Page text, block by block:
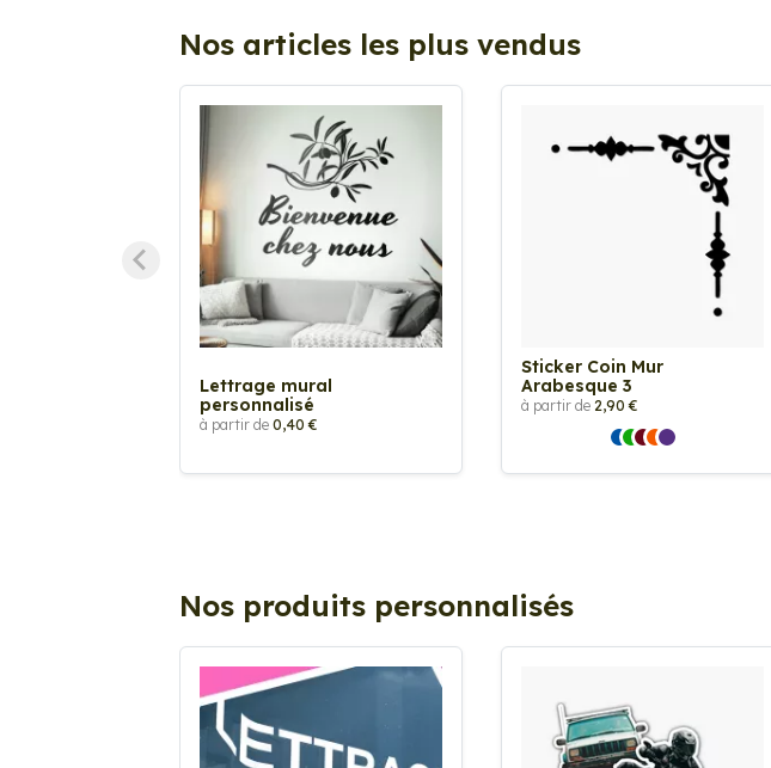
Nos articles les plus vendus
Lettrage mural
personnalisé
à partir de 0,40 €
Sticker Coin Mur
Arabesque 3
à partir de 2,90 €
Nos produits personnalisés